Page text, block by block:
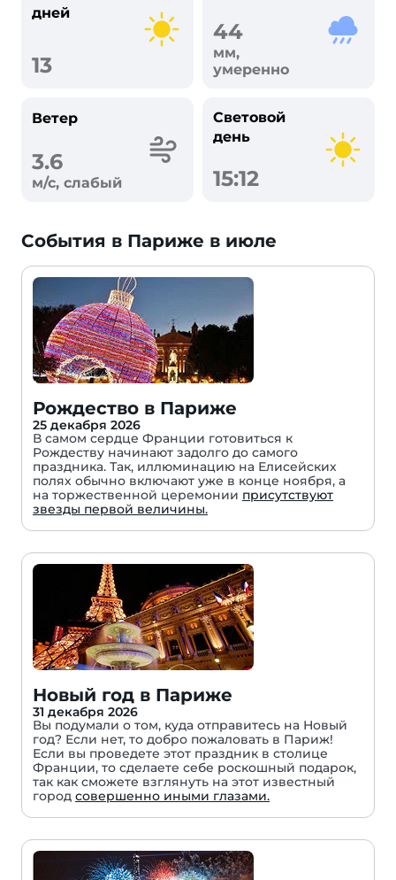
дней
13
44
мм,
умеренно
Ветер
3.6
м/с, слабый
Световой
день
15:12
События в Париже в июле
Рождество в Париже
25 декабря 2026
В самом сердце Франции готовиться к
Рождеству начинают задолго до самого
праздника. Так, иллюминацию на Елисейских
полях обычно включают уже в конце ноября, а
на торжественной церемонии присутствуют
звезды первой величины.
Новый год в Париже
31 декабря 2026
Вы подумали о том, куда отправитесь на Новый
год? Если нет, то добро пожаловать в Париж!
Если вы проведете этот праздник в столице
Франции, то сделаете себе роскошный подарок,
так как сможете взглянуть на этот известный
город совершенно иными глазами.